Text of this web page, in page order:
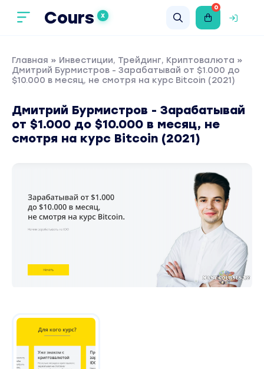
Cours X
0
Главная » Инвестиции, Трейдинг, Криптовалюта »
Дмитрий Бурмистров - Зарабатывай от $1.000 до
$10.000 в месяц, не смотря на курс Bitcoin (2021)
Дмитрий Бурмистров - Зарабатывай
от $1.000 до $10.000 в месяц, не
смотря на курс Bitcoin (2021)